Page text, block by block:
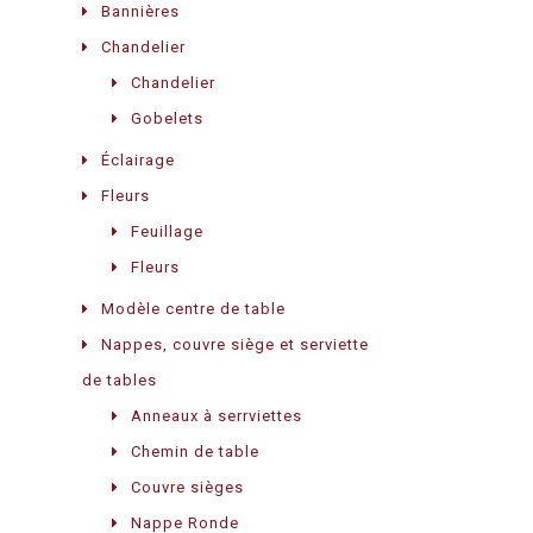
Bannières
Chandelier
Chandelier
Gobelets
Éclairage
Fleurs
Feuillage
Fleurs
Modèle centre de table
Nappes, couvre siège et serviette
de tables
Anneaux à serrviettes
Chemin de table
Couvre sièges
Nappe Ronde